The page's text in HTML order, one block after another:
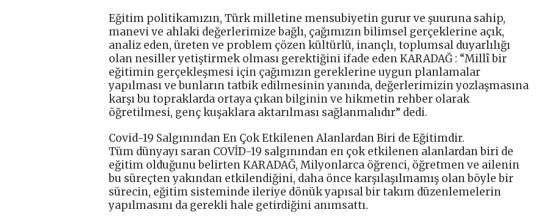
Eğitim politikamızın, Türk milletine mensubiyetin gurur ve şuuruna sahip,
manevi ve ahlaki değerlerimize bağlı, çağımızın bilimsel gerçeklerine açık,
analiz eden, üreten ve problem çözen kültürlü, inançlı, toplumsal duyarlılığı
olan nesiller yetiştirmek olması gerektiğini ifade eden KARADAĞ : “Millî bir
eğitimin gerçekleşmesi için çağımızın gereklerine uygun planlamalar
yapılması ve bunların tatbik edilmesinin yanında, değerlerimizin yozlaşmasına
karşı bu topraklarda ortaya çıkan bilginin ve hikmetin rehber olarak
öğretilmesi, genç kuşaklara aktarılması sağlanmalıdır” dedi.
Covid-19 Salgınından En Çok Etkilenen Alanlardan Biri de Eğitimdir.
Tüm dünyayı saran COVİD-19 salgınından en çok etkilenen alanlardan biri de
eğitim olduğunu belirten KARADAĞ, Milyonlarca öğrenci, öğretmen ve ailenin
bu süreçten yakından etkilendiğini, daha önce karşılaşılmamış olan böyle bir
sürecin, eğitim sisteminde ileriye dönük yapısal bir takım düzenlemelerin
yapılmasını da gerekli hale getirdiğini anımsattı.